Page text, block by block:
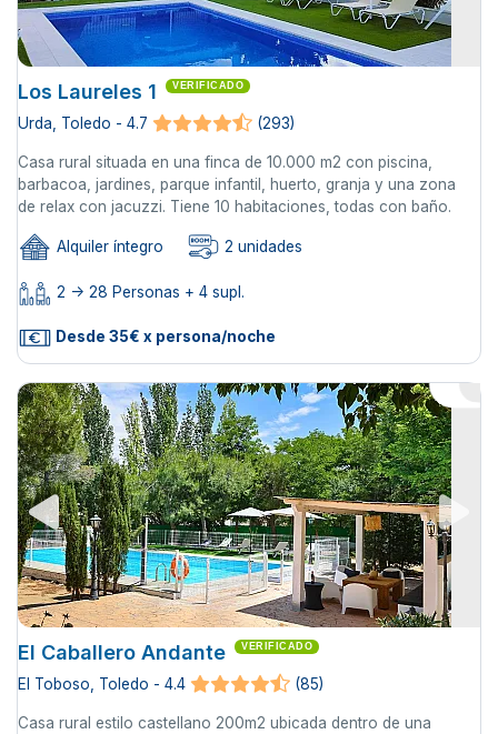
Los Laureles 1 VERIFICADO
Urda, Toledo - 4.7 (293)
Casa rural situada en una finca de 10.000 m2 con piscina,
barbacoa, jardines, parque infantil, huerto, granja y una zona
de relax con jacuzzi. Tiene 10 habitaciones, todas con baño.
Alquiler íntegro 2 unidades
2 -> 28 Personas + 4 supl.
Desde 35€ x persona/noche
El Caballero Andante VERIFICADO
El Toboso, Toledo - 4.4 (85)
Casa rural estilo castellano 200m2 ubicada dentro de una